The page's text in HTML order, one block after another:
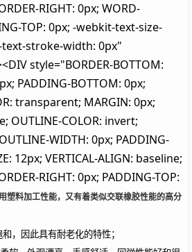
RIGHT: 0px; WORD-
TOP: 0px; -webkit-text-size-
stroke-width: 0px"
style="BORDER-BOTTOM:
PADDING-BOTTOM: 0px;
transparent; MARGIN: 0px;
OUTLINE-COLOR: invert;
WIDTH: 0px; PADDING-
12px; VERTICAL-ALIGN: baseline;
RIGHT: 0px; PADDING-TOP:
塑料加工性能，又有着类似交联橡胶性能的高分
，因此具有耐老化的特性；